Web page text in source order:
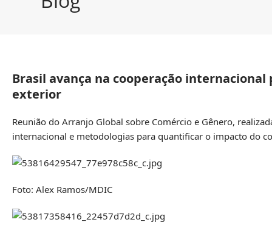
Brasil avança na cooperação
exterior
Reunião do Arranjo Global sobre Comércio e Gênero,
internacional e metodologias para quantificar o impacto do
Foto: Alex Ramos/MDIC